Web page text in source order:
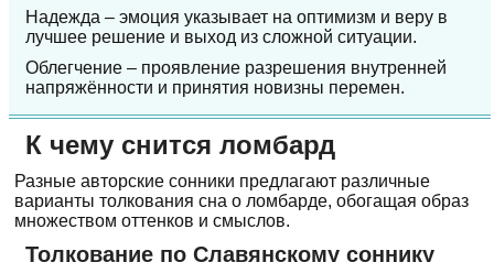
Надежда – эмоция указывает на оптимизм и веру в
лучшее решение и выход из сложной ситуации.
Облегчение – проявление разрешения внутренней
напряжённости и принятия новизны перемен.
К чему снится ломбард
Разные авторские сонники предлагают различные
варианты толкования сна о ломбарде, обогащая образ
множеством оттенков и смыслов.
Толкование по Славянскому соннику